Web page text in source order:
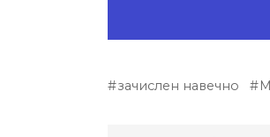
зачислен навечно